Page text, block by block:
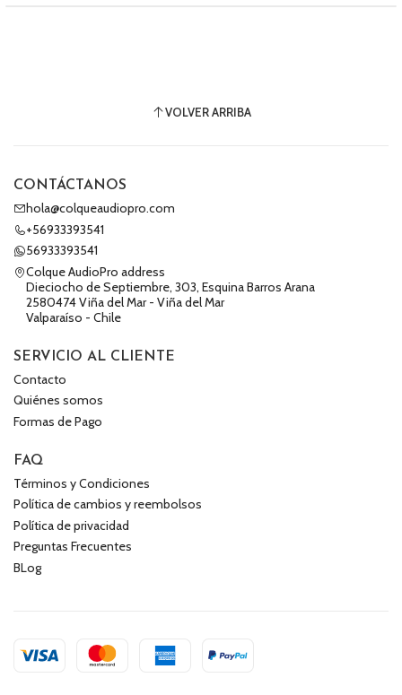
VOLVER ARRIBA
CONTÁCTANOS
hola@colqueaudiopro.com
+56933393541
56933393541
Colque AudioPro address
Dieciocho de Septiembre, 303, Esquina Barros Arana
2580474 Viña del Mar - Viña del Mar
Valparaíso - Chile
SERVICIO AL CLIENTE
Contacto
Quiénes somos
Formas de Pago
FAQ
Términos y Condiciones
Política de cambios y reembolsos
Política de privacidad
Preguntas Frecuentes
BLog